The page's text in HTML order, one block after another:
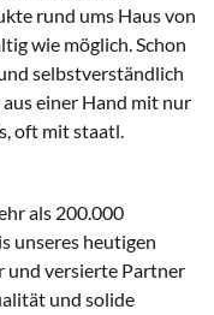
rund ums Haus von
wie möglich. Schon
selbstverständlich
einer Hand mit nur
oft mit staatl.
als 200.000
unseres heutigen
versierte Partner
und solide